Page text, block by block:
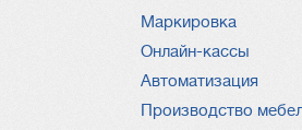
Услуги
Маркировка
Онлайн-кассы
Автоматизация
Производство